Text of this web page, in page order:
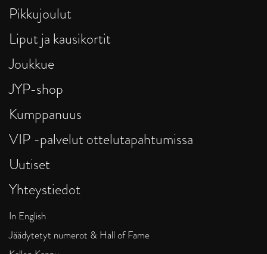
Pikkujoulut
Liput ja kausikortit
Joukkue
JYP-shop
Kumppanuus
VIP -palvelut ottelutapahtumissa
Uutiset
Yhteystiedot
In English
Jäädytetyt numerot & Hall of Fame